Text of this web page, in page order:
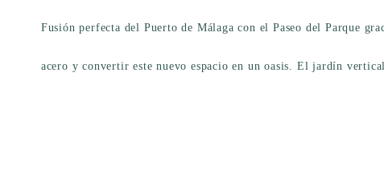
Fusión perfecta del Puerto de Málaga con el Paseo del Parque
acero y convertir este nuevo espacio en un oasis. El jardín